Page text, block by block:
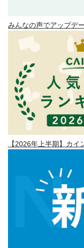
みんなの声でアップデ
【2026年上半期】カ